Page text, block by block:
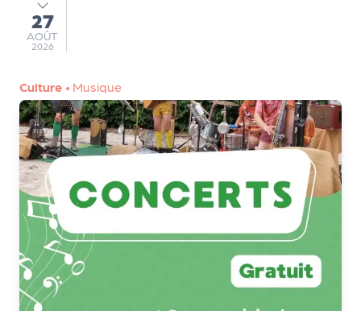
au
27
AOÛT
AOÛT
2026
Culture • Musique